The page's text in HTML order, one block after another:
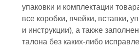
упаковки и комплектации
все коробки, ячейки, вставки,
и инструкции), а также
талона без каких‑либо